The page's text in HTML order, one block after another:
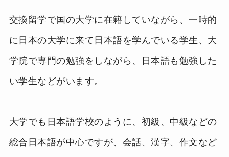
交換留学で国の大学に在籍していながら、一時的
に日本の大学に来て日本語を学んでいる学生、大
学院で専門の勉強をしながら、日本語も勉強した
い学生などがいます。
大学でも日本語学校のように、初級、中級などの
総合日本語が中心ですが、会話、漢字、作文など